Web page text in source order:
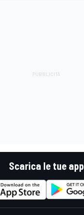
Scarica le tue app